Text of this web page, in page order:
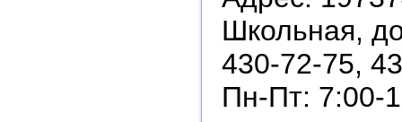
Школьная,
430-72-75,
Пн-Пт: 7:00-